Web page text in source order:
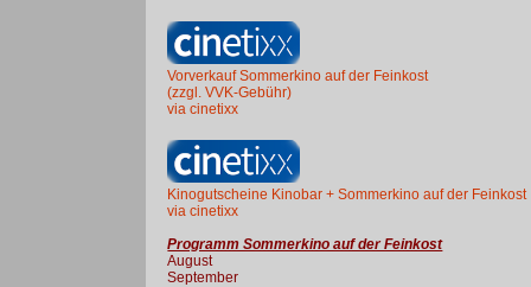
Vorverkauf Sommerkino auf der Feinkost
(zzgl. VVK-Gebühr)
via cinetixx
Kinogutscheine Kinobar + Sommerkino auf der Feinkost
via cinetixx
Programm Sommerkino auf der Feinkost
August
September